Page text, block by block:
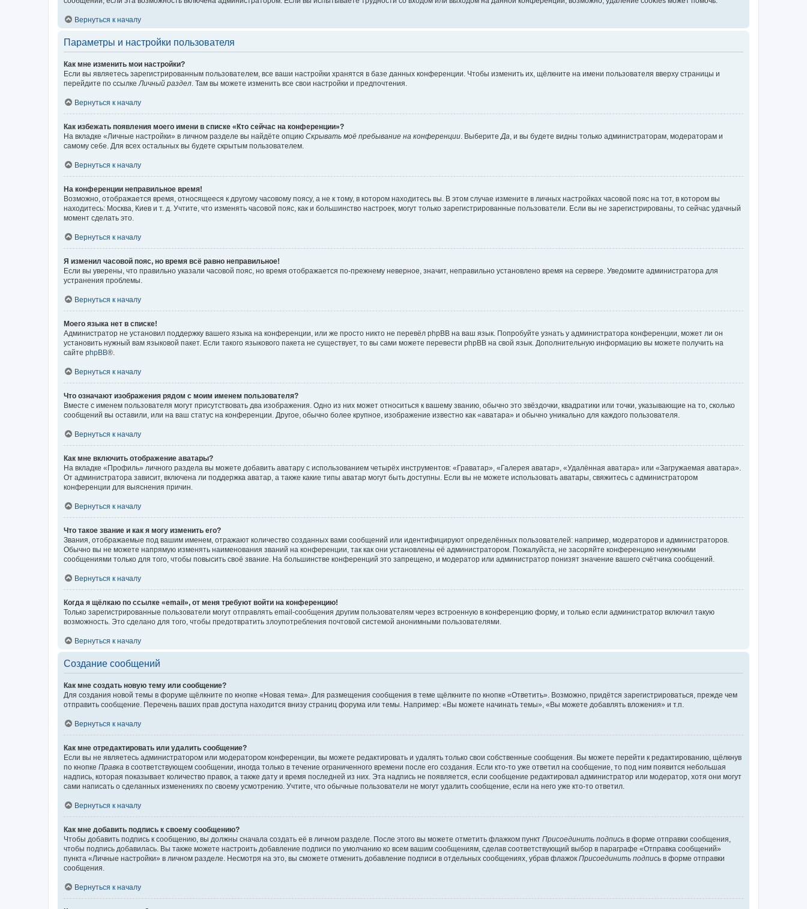
Вернуться к началу
Параметры и настройки пользователя
Как мне изменить мои настройки?
Если вы являетесь зарегистрированным пользователем, все ваши настройки хранятся в базе данных конференции. Чтобы изменить их, щёлкните на имени пользователя вверху страницы и
перейдите по ссылке Личный раздел . Там вы можете изменить все свои настройки и предпочтения.
Вернуться к началу
Как избежать появления моего имени в списке «Кто сейчас на конференции»?
На вкладке «Личные настройки» в личном разделе вы найдёте опцию Скрывать моё пребывание на конференции . Выберите Да , и вы будете видны только администраторам, модераторам и
самому себе. Для всех остальных вы будете скрытым пользователем.
Вернуться к началу
На конференции неправильное время!
Возможно, отображается время, относящееся к другому часовому поясу, а не к тому, в котором находитесь вы. В этом случае измените в личных настройках часовой пояс на тот, в котором вы
находитесь: Москва, Киев и т. д. Учтите, что изменять часовой пояс, как и большинство настроек, могут только зарегистрированные пользователи. Если вы не зарегистрированы, то сейчас удачный
момент сделать это.
Вернуться к началу
Я изменил часовой пояс, но время всё равно неправильное!
Если вы уверены, что правильно указали часовой пояс, но время отображается по-прежнему неверное, значит, неправильно установлено время на сервере. Уведомите администратора для
устранения проблемы.
Вернуться к началу
Моего языка нет в списке!
Администратор не установил поддержку вашего языка на конференции, или же просто никто не перевёл phpBB на ваш язык. Попробуйте узнать у администратора конференции, может ли он
установить нужный вам языковой пакет. Если такого языкового пакета не существует, то вы сами можете перевести phpBB на свой язык. Дополнительную информацию вы можете получить на
сайте phpBB®.
Вернуться к началу
Что означают изображения рядом с моим именем пользователя?
Вместе с именем пользователя могут присутствовать два изображения. Одно из них может относиться к вашему званию, обычно это звёздочки, квадратики или точки, указывающие на то, сколько
сообщений вы оставили, или на ваш статус на конференции. Другое, обычно более крупное, изображение известно как «аватара» и обычно уникально для каждого пользователя.
Вернуться к началу
Как мне включить отображение аватары?
На вкладке «Профиль» личного раздела вы можете добавить аватару с использованием четырёх инструментов: «Граватар», «Галерея аватар», «Удалённая аватара» или «Загружаемая аватара».
От администратора зависит, включена ли поддержка аватар, а также какие типы аватар могут быть доступны. Если вы не можете использовать аватары, свяжитесь с администратором
конференции для выяснения причин.
Вернуться к началу
Что такое звание и как я могу изменить его?
Звания, отображаемые под вашим именем, отражают количество созданных вами сообщений или идентифицируют определённых пользователей: например, модераторов и администраторов.
Обычно вы не можете напрямую изменять наименования званий на конференции, так как они установлены её администратором. Пожалуйста, не засоряйте конференцию ненужными
сообщениями только для того, чтобы повысить своё звание. На большинстве конференций это запрещено, и модератор или администратор понизят значение вашего счётчика сообщений.
Вернуться к началу
Когда я щёлкаю по ссылке «email», от меня требуют войти на конференцию!
Только зарегистрированные пользователи могут отправлять email-сообщения другим пользователям через встроенную в конференцию форму, и только если администратор включил такую
возможность. Это сделано для того, чтобы предотвратить злоупотребления почтовой системой анонимными пользователями.
Вернуться к началу
Создание сообщений
Как мне создать новую тему или сообщение?
Для создания новой темы в форуме щёлкните по кнопке «Новая тема». Для размещения сообщения в теме щёлкните по кнопке «Ответить». Возможно, придётся зарегистрироваться, прежде чем
отправить сообщение. Перечень ваших прав доступа находится внизу страниц форума или темы. Например: «Вы можете начинать темы», «Вы можете добавлять вложения» и т.п.
Вернуться к началу
Как мне отредактировать или удалить сообщение?
Если вы не являетесь администратором или модератором конференции, вы можете редактировать и удалять только свои собственные сообщения. Вы можете перейти к редактированию, щёлкнув
по кнопке Правка в соответствующем сообщении, иногда только в течение ограниченного времени после его создания. Если кто-то уже ответил на сообщение, то под ним появится небольшая
надпись, которая показывает количество правок, а также дату и время последней из них. Эта надпись не появляется, если сообщение редактировал администратор или модератор, хотя они могут
сами написать о сделанных изменениях по своему усмотрению. Учтите, что обычные пользователи не могут удалить сообщение, если на него уже кто-то ответил.
Вернуться к началу
Как мне добавить подпись к своему сообщению?
Чтобы добавить подпись к сообщению, вы должны сначала создать её в личном разделе. После этого вы можете отметить флажком пункт Присоединить подпись в форме отправки сообщения,
чтобы подпись добавилась. Вы также можете настроить добавление подписи по умолчанию ко всем вашим сообщениям, сделав соответствующий выбор в параграфе «Отправка сообщений»
пункта «Личные настройки» в личном разделе. Несмотря на это, вы сможете отменить добавление подписи в отдельных сообщениях, убрав флажок Присоединить подпись в форме отправки
сообщения.
Вернуться к началу